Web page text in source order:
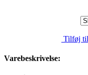
Tilføj
Varebeskrivelse: